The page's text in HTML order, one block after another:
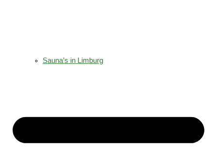
Sauna’s in Limburg